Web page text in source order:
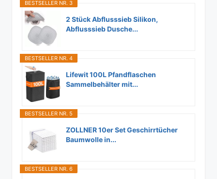
BESTSELLER NR. 3
2 Stück Abflusssieb Silikon,
Abflusssieb Dusche...
BESTSELLER NR. 4
Lifewit 100L Pfandflaschen
Sammelbehälter mit...
BESTSELLER NR. 5
ZOLLNER 10er Set Geschirrtücher
Baumwolle in...
BESTSELLER NR. 6